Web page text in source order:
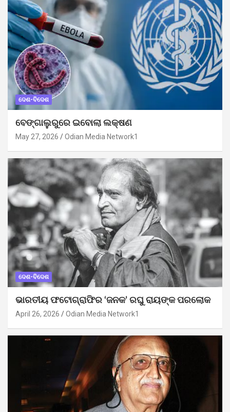
ଦେଶ-ବିଦେଶ
ବେଙ୍ଗାଲୁରୁରେ ଇବୋଲା ଲକ୍ଷଣ
May 27, 2026 Odian Media Network1
ଦେଶ-ବିଦେଶ
ଭାରତୀୟ ଫଟୋଗ୍ରାଫିର ‘ଜନକ’ ରଘୁ ରାୟଙ୍କ ପରଲୋକ
April 26, 2026 Odian Media Network1